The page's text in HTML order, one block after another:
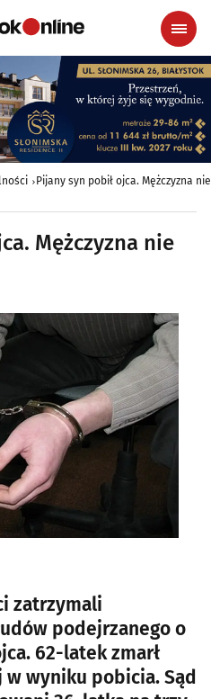
Pijany syn pobił ojca. Mężczyzna
Mężczyzna nie
zatrzymali
podejrzanego o
62-latek zmarł
wyniku pobicia. Sąd